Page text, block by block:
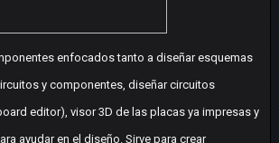
enfocados tanto a diseñar esquemas
y componentes, diseñar circuitos
editor), visor 3D de las placas ya impresas y
ayudar en el diseño. Sirve para crear